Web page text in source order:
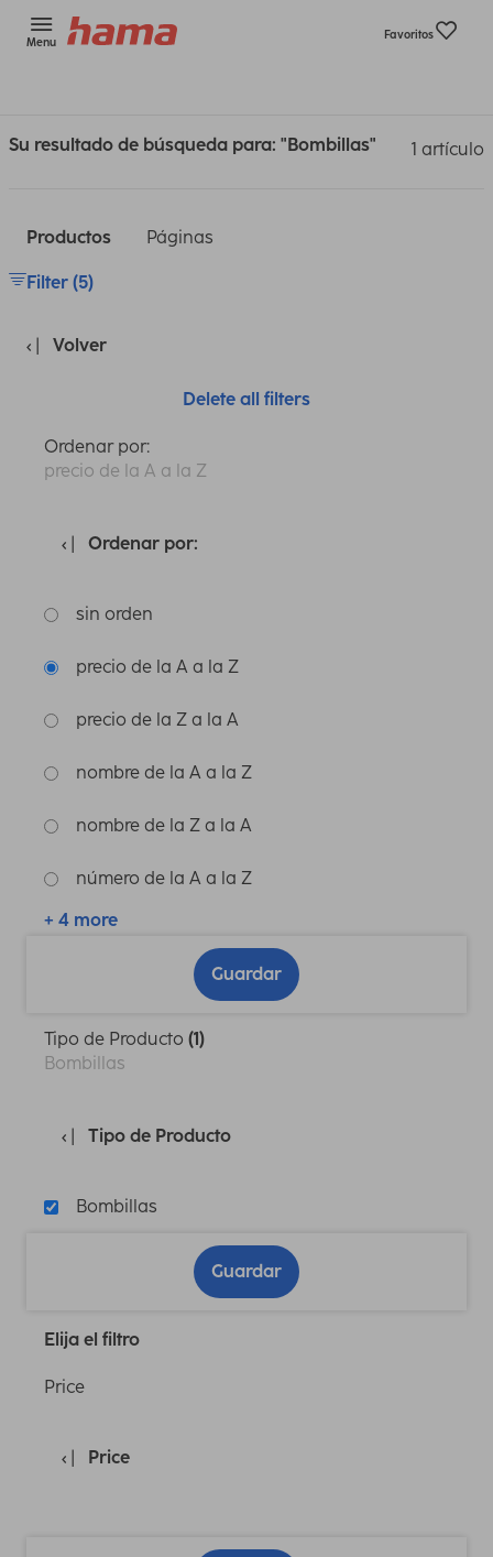
Menu
Favoritos
Su resultado de búsqueda para: "Bombillas" 1 artículo
Productos Páginas
Filter (5)
Volver
Delete all filters
Ordenar por:
precio de la A a la Z
Ordenar por:
sin orden
precio de la A a la Z
precio de la Z a la A
nombre de la A a la Z
nombre de la Z a la A
número de la A a la Z
+ 4 more
Guardar
Tipo de Producto (1)
Bombillas
Tipo de Producto
Bombillas
Guardar
Elija el filtro
Price
Price